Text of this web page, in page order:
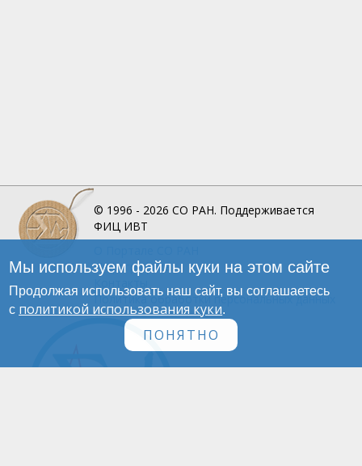
© 1996 - 2026 СО РАН. Поддерживается
ФИЦ ИВТ
Инфографика
Политика обработки персональных данных
Мы используем файлы куки на этом сайте
Продолжая использовать наш сайт, вы соглашаетесь
с политикой использования куки.
ПОНЯТНО